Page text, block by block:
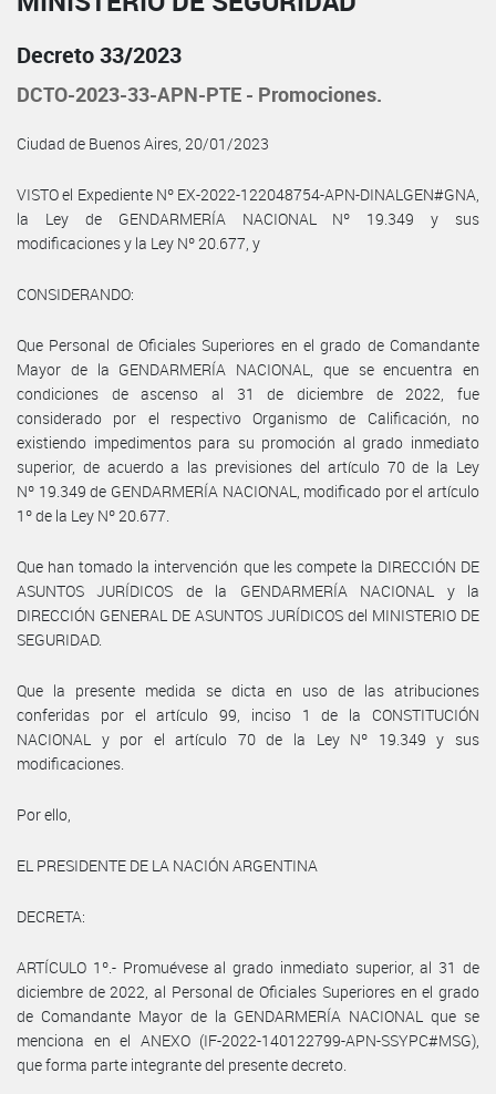
Decreto 33/2023
DCTO-2023-33-APN-PTE - Promociones.
Ciudad de Buenos Aires, 20/01/2023
VISTO el Expediente Nº EX-2022-122048754-APN-DINALGEN#GNA,
la Ley de GENDARMERÍA NACIONAL Nº 19.349 y sus
modificaciones y la Ley Nº 20.677, y
CONSIDERANDO:
Que Personal de Oficiales Superiores en el grado de Comandante
Mayor de la GENDARMERÍA NACIONAL, que se encuentra en
condiciones de ascenso al 31 de diciembre de 2022, fue
considerado por el respectivo Organismo de Calificación, no
existiendo impedimentos para su promoción al grado inmediato
superior, de acuerdo a las previsiones del artículo 70 de la Ley
Nº 19.349 de GENDARMERÍA NACIONAL, modificado por el artículo
1º de la Ley Nº 20.677.
Que han tomado la intervención que les compete la DIRECCIÓN DE
ASUNTOS JURÍDICOS de la GENDARMERÍA NACIONAL y la
DIRECCIÓN GENERAL DE ASUNTOS JURÍDICOS del MINISTERIO DE
SEGURIDAD.
Que la presente medida se dicta en uso de las atribuciones
conferidas por el artículo 99, inciso 1 de la CONSTITUCIÓN
NACIONAL y por el artículo 70 de la Ley Nº 19.349 y sus
modificaciones.
Por ello,
EL PRESIDENTE DE LA NACIÓN ARGENTINA
DECRETA:
ARTÍCULO 1º.- Promuévese al grado inmediato superior, al 31 de
diciembre de 2022, al Personal de Oficiales Superiores en el grado
de Comandante Mayor de la GENDARMERÍA NACIONAL que se
menciona en el ANEXO (IF-2022-140122799-APN-SSYPC#MSG),
que forma parte integrante del presente decreto.